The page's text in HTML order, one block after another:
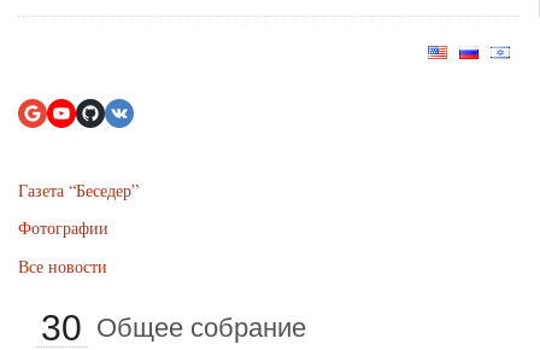
Газета “Беседер”
Фотографии
Все новости
30 Общее собрание